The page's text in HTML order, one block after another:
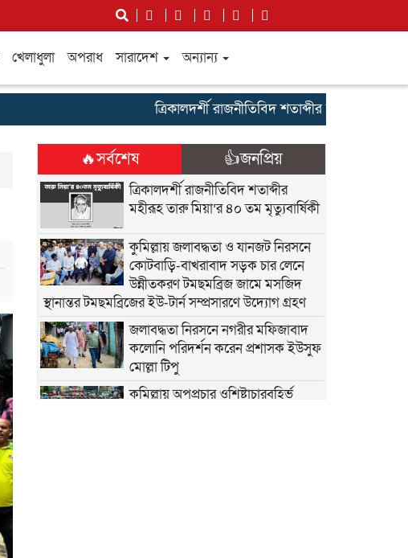
খেলাধুলা অপরাধ সারাদেশ অন্যান্য
ত্রিকালদর্শী রাজনীতিবিদ শতাব্দীর মহীরূহ তারু
🔥সর্বশেষ 👍জনপ্রিয়
ত্রিকালদর্শী রাজনীতিবিদ শতাব্দীর
মহীরূহ তারু মিয়া’র ৪০ তম মৃত্যুবার্ষিকী
কুমিল্লায় জলাবদ্ধতা ও যানজট নিরসনে
কোটবাড়ি-বাখরাবাদ সড়ক চার লেনে
উন্নীতকরণ টমছমব্রিজ জামে মসজিদ
স্থানান্তর টমছমব্রিজের ইউ-টার্ন সম্প্রসারণে উদ্যোগ গ্রহণ
জলাবদ্ধতা নিরসনে নগরীর মফিজাবাদ
কলোনি পরিদর্শন করেন প্রশাসক ইউসুফ
মোল্লা টিপু
কুমিল্লায় অপপ্রচার ওশিষ্টাচারবহির্ভূ